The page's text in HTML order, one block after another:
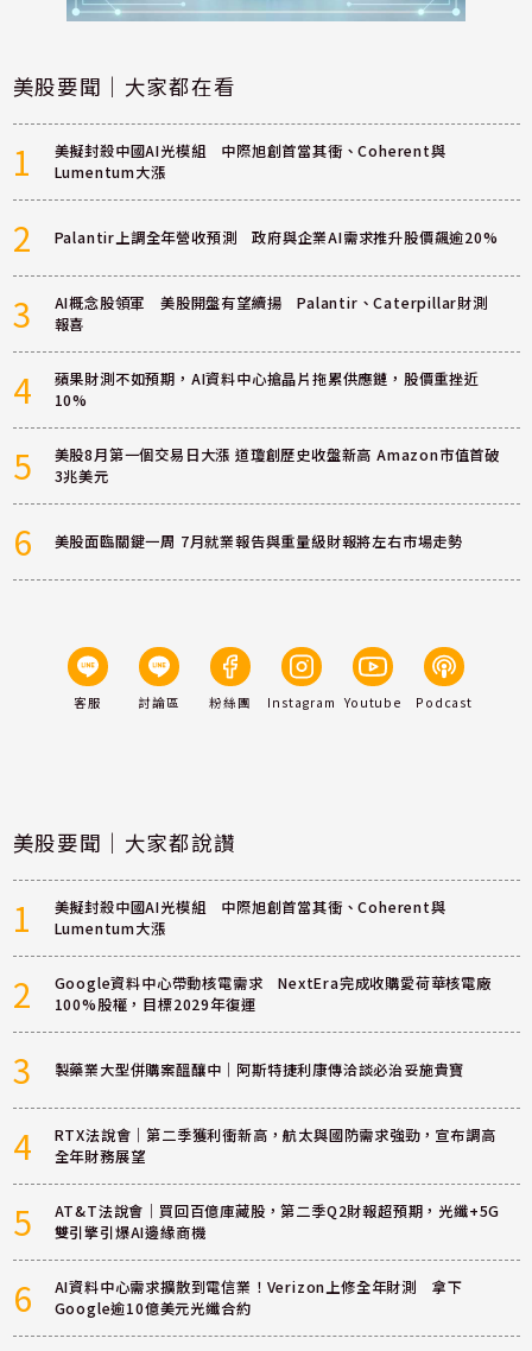
美股要聞｜大家都在看
1
美擬封殺中國AI光模組 中際旭創首當其衝、Coherent與
Lumentum大漲
2 Palantir上調全年營收預測 政府與企業AI需求推升股價飆逾20%
3
AI概念股領軍 美股開盤有望續揚 Palantir、Caterpillar財測
報喜
4
蘋果財測不如預期，AI資料中心搶晶片拖累供應鏈，股價重挫近
10%
5
美股8月第一個交易日大漲 道瓊創歷史收盤新高 Amazon市值首破
3兆美元
6 美股面臨關鍵一周 7月就業報告與重量級財報將左右市場走勢
客服 討論區 粉絲團 Instagram Youtube Podcast
美股要聞｜大家都說讚
1
美擬封殺中國AI光模組 中際旭創首當其衝、Coherent與
Lumentum大漲
2
Google資料中心帶動核電需求 NextEra完成收購愛荷華核電廠
100%股權，目標2029年復運
3 製藥業大型併購案醞釀中｜阿斯特捷利康傳洽談必治妥施貴寶
4
RTX法說會｜第二季獲利衝新高，航太與國防需求強勁，宣布調高
全年財務展望
5
AT&T法說會｜買回百億庫藏股，第二季Q2財報超預期，光纖+5G
雙引擎引爆AI邊緣商機
6
AI資料中心需求擴散到電信業！Verizon上修全年財測 拿下
Google逾10億美元光纖合約